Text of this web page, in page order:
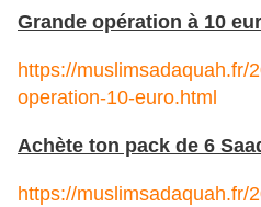
Grande opération à 10
https://muslimsadaquah.fr/
operation-10-euro.html
Achète ton pack de 6
https://muslimsadaquah.fr/